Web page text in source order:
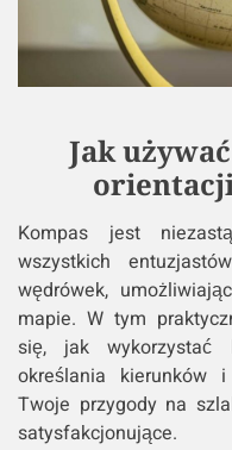
Jak
Kompas jest
wszystkich
wędrówek,
mapie. W tym
się, jak wykorzystać
określania kierunków
Twoje przygody na
satysfakcjonujące.